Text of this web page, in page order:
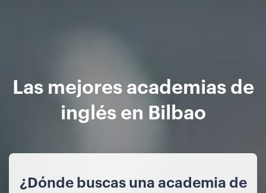
Las mejores academias de
inglés en Bilbao
¿Dónde buscas una academia de